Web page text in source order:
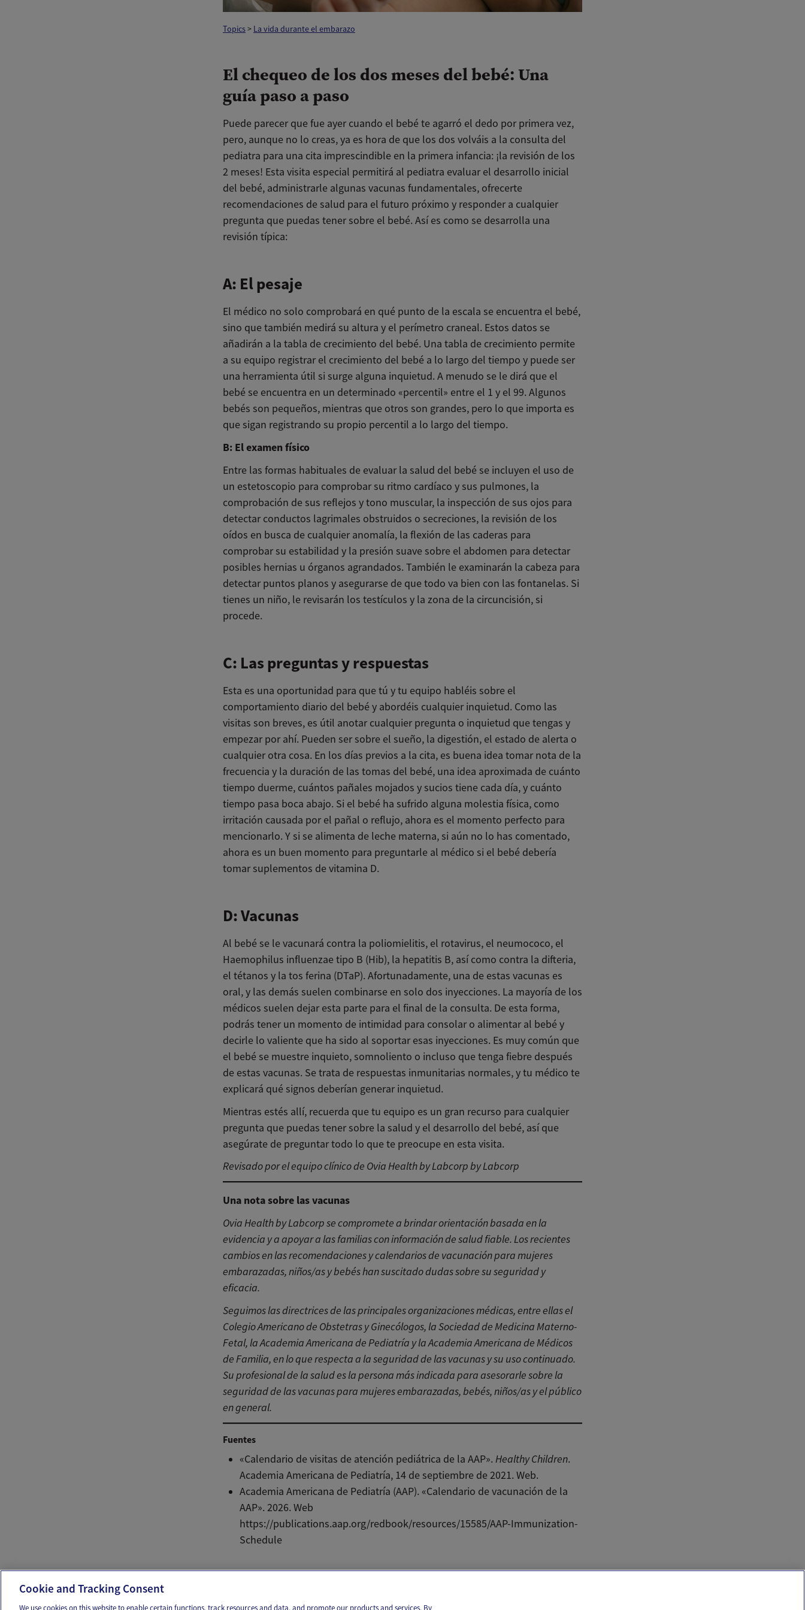
Topics> La vida durante el embarazo
El chequeo de los dos meses del bebé: Una
guía paso a paso
Puede parecer que fue ayer cuando el bebé te agarró el dedo por primera vez,
pero, aunque no lo creas, ya es hora de que los dos volváis a la consulta del
pediatra para una cita imprescindible en la primera infancia: ¡la revisión de los
2 meses! Esta visita especial permitirá al pediatra evaluar el desarrollo inicial
del bebé, administrarle algunas vacunas fundamentales, ofrecerte
recomendaciones de salud para el futuro próximo y responder a cualquier
pregunta que puedas tener sobre el bebé. Así es como se desarrolla una
revisión típica:
A: El pesaje
El médico no solo comprobará en qué punto de la escala se encuentra el bebé,
sino que también medirá su altura y el perímetro craneal. Estos datos se
añadirán a la tabla de crecimiento del bebé. Una tabla de crecimiento permite
a su equipo registrar el crecimiento del bebé a lo largo del tiempo y puede ser
una herramienta útil si surge alguna inquietud. A menudo se le dirá que el
bebé se encuentra en un determinado «percentil» entre el 1 y el 99. Algunos
bebés son pequeños, mientras que otros son grandes, pero lo que importa es
que sigan registrando su propio percentil a lo largo del tiempo.
B: El examen físico
Entre las formas habituales de evaluar la salud del bebé se incluyen el uso de
un estetoscopio para comprobar su ritmo cardíaco y sus pulmones, la
comprobación de sus reflejos y tono muscular, la inspección de sus ojos para
detectar conductos lagrimales obstruidos o secreciones, la revisión de los
oídos en busca de cualquier anomalía, la flexión de las caderas para
comprobar su estabilidad y la presión suave sobre el abdomen para detectar
posibles hernias u órganos agrandados. También le examinarán la cabeza para
detectar puntos planos y asegurarse de que todo va bien con las fontanelas. Si
tienes un niño, le revisarán los testículos y la zona de la circuncisión, si
procede.
C: Las preguntas y respuestas
Esta es una oportunidad para que tú y tu equipo habléis sobre el
comportamiento diario del bebé y abordéis cualquier inquietud. Como las
visitas son breves, es útil anotar cualquier pregunta o inquietud que tengas y
empezar por ahí. Pueden ser sobre el sueño, la digestión, el estado de alerta o
cualquier otra cosa. En los días previos a la cita, es buena idea tomar nota de la
frecuencia y la duración de las tomas del bebé, una idea aproximada de cuánto
tiempo duerme, cuántos pañales mojados y sucios tiene cada día, y cuánto
tiempo pasa boca abajo. Si el bebé ha sufrido alguna molestia física, como
irritación causada por el pañal o reflujo, ahora es el momento perfecto para
mencionarlo. Y si se alimenta de leche materna, si aún no lo has comentado,
ahora es un buen momento para preguntarle al médico si el bebé debería
tomar suplementos de vitamina D.
D: Vacunas
Al bebé se le vacunará contra la poliomielitis, el rotavirus, el neumococo, el
Haemophilus influenzae tipo B (Hib), la hepatitis B, así como contra la difteria,
el tétanos y la tos ferina (DTaP). Afortunadamente, una de estas vacunas es
oral, y las demás suelen combinarse en solo dos inyecciones. La mayoría de los
médicos suelen dejar esta parte para el final de la consulta. De esta forma,
podrás tener un momento de intimidad para consolar o alimentar al bebé y
decirle lo valiente que ha sido al soportar esas inyecciones. Es muy común que
el bebé se muestre inquieto, somnoliento o incluso que tenga fiebre después
de estas vacunas. Se trata de respuestas inmunitarias normales, y tu médico te
explicará qué signos deberían generar inquietud.
Mientras estés allí, recuerda que tu equipo es un gran recurso para cualquier
pregunta que puedas tener sobre la salud y el desarrollo del bebé, así que
asegúrate de preguntar todo lo que te preocupe en esta visita.
Revisado por el equipo clínico de Ovia Health by Labcorp by Labcorp
Una nota sobre las vacunas
Ovia Health by Labcorp se compromete a brindar orientación basada en la
evidencia y a apoyar a las familias con información de salud fiable. Los recientes
cambios en las recomendaciones y calendarios de vacunación para mujeres
embarazadas, niños/as y bebés han suscitado dudas sobre su seguridad y
eficacia.
Seguimos las directrices de las principales organizaciones médicas, entre ellas el
Colegio Americano de Obstetras y Ginecólogos, la Sociedad de Medicina Materno-
Fetal, la Academia Americana de Pediatría y la Academia Americana de Médicos
de Familia, en lo que respecta a la seguridad de las vacunas y su uso continuado.
Su profesional de la salud es la persona más indicada para asesorarle sobre la
seguridad de las vacunas para mujeres embarazadas, bebés, niños/as y el público
en general.
Fuentes
«Calendario de visitas de atención pediátrica de la AAP».Healthy Children.
Academia Americana de Pediatría, 14 de septiembre de 2021. Web.
Academia Americana de Pediatría (AAP). «Calendario de vacunación de la
AAP». 2026. Web
https://publications.aap.org/redbook/resources/15585/AAP-Immunization-
Schedule
Cookie and Tracking Consent
We use cookies on this website to enable certain functions, track resources and data, and promote our products and services. By